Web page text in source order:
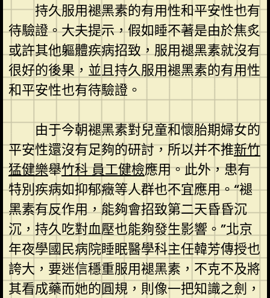
持久服用褪黑素的有用性和平安性也有
待驗證。大夫提示，假如睡不著是由於焦炙
或許其他軀體疾病招致，服用褪黑素就沒有
很好的後果，並且持久服用褪黑素的有用性
和平安性也有待驗證。
由于今朝褪黑素對兒童和懷胎期婦女的
平安性還沒有足夠的研討，所以并不推新竹
猛健樂舉竹科 員工健檢應用。此外，患有
特別疾病如抑郁癥等人群也不宜應用。“褪
黑素有反作用，能夠會招致第二天昏昏沉
沉，持久吃對血壓也能夠發生影響。”北京
年夜學國民病院睡眠醫學科主任韓芳傳授也
誇大，要迷信穩重服用褪黑素，不克不及將
其看成藥而她的圓規，則像一把知識之劍，